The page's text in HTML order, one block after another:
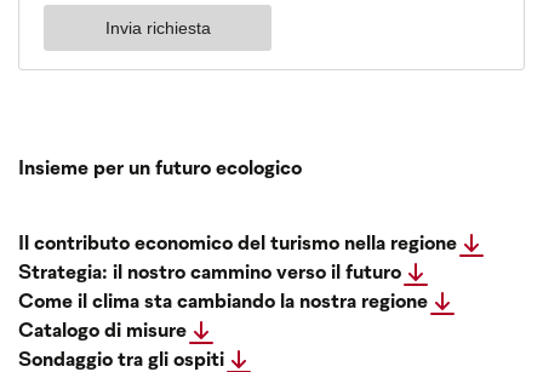
Insieme per un futuro ecologico
Il contributo economico del turismo nella regione
Strategia: il nostro cammino verso il futuro
Come il clima sta cambiando la nostra regione
Catalogo di misure
Sondaggio tra gli ospiti